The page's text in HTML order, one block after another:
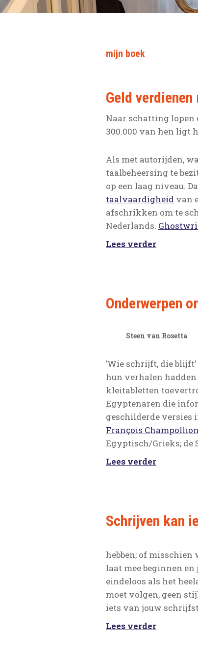
mijn boek
Geld
Naar schatting lopen
300.000 van hen ligt
Als met autorijden,
taalbeheersing te
op een laag niveau.
taalvaardigheid van
afschrikken om te
Nederlands.
Lees verder
Onderwerpen
Steen van Rosetta
’Wie schrijft, die
hun verhalen hadden
kleitabletten
Egyptenaren die
geschilderde versies
François Champollion
Egyptisch/Grieks; de
Lees verder
Schrijven kan
hebben; of misschien
laat mee beginnen
eindeloos als het
moet volgen, geen
iets van jouw
Lees verder